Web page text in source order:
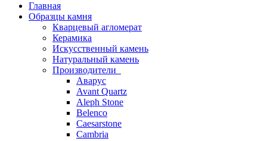
Главная
Образцы камня
Кварцевый агломерат
Керамика
Искусственный камень
Натуральный камень
Производители
Аварус
Avant Quartz
Aleph Stone
Belenco
Caesarstone
Cambria